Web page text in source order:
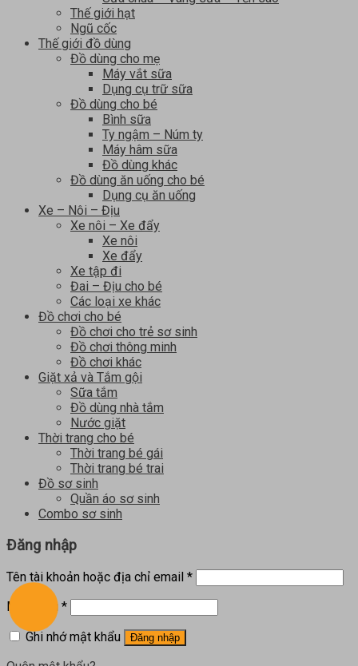
Thế giới hạt
Ngũ cốc
Thế giới đồ dùng
Đồ dùng cho mẹ
Máy vắt sữa
Dụng cụ trữ sữa
Đồ dùng cho bé
Bình sữa
Ty ngậm – Núm ty
Máy hâm sữa
Đồ dùng khác
Đồ dùng ăn uống cho bé
Dụng cụ ăn uống
Xe – Nôi – Địu
Xe nôi – Xe đẩy
Xe nôi
Xe đẩy
Xe tập đi
Đai – Địu cho bé
Các loại xe khác
Đồ chơi cho bé
Đồ chơi cho trẻ sơ sinh
Đồ chơi thông minh
Đồ chơi khác
Giặt xả và Tắm gội
Sữa tắm
Đồ dùng nhà tắm
Nước giặt
Thời trang cho bé
Thời trang bé gái
Thời trang bé trai
Đồ sơ sinh
Quần áo sơ sinh
Combo sơ sinh
Đăng nhập
Tên tài khoản hoặc địa chỉ email *
Mật khẩu *
Ghi nhớ mật khẩu
Đăng nhập